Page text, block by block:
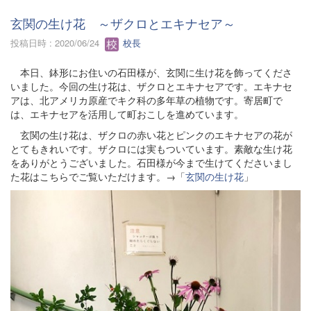
玄関の生け花 ～ザクロとエキナセア～
投稿日時 : 2020/06/24 校長
本日、鉢形にお住いの石田様が、玄関に生け花を飾ってくださ
いました。今回の生け花は、ザクロとエキナセアです。エキナセ
アは、北アメリカ原産でキク科の多年草の植物です。寄居町で
は、エキナセアを活用して町おこしを進めています。
玄関の生け花は、ザクロの赤い花とピンクのエキナセアの花が
とてもきれいです。ザクロには実もついています。素敵な生け花
をありがとうございました。石田様が今まで生けてくださいまし
た花はこちらでご覧いただけます。→「玄関の生け花 」